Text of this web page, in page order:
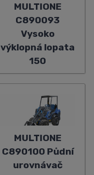
MULTIONE
C890093
Vysoko
výklopná lopata
150
MULTIONE
C890100 Půdní
urovnávač